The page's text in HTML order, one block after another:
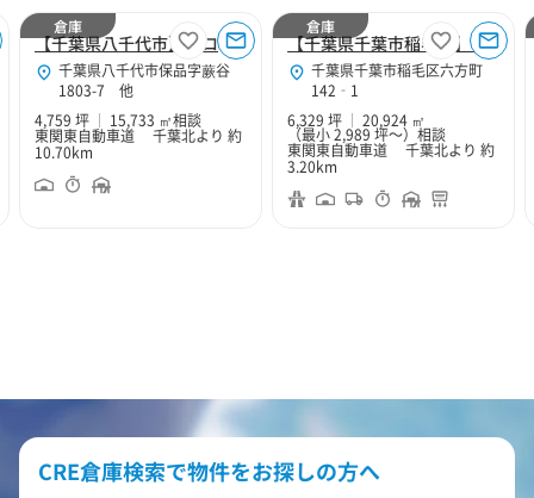
【千葉県八千代市】プロロジスパーク八千代2
千葉県八千代市保品字蕨谷
1803-7 他
4,759 坪
15,733 ㎡相談
東関東自動車道 千葉北より 約
10.70km
倉庫
【千葉県千葉市稲毛区】CBRE IM 千葉北Ⅳ
千葉県千葉市稲毛区六方町
142‐1
6,329 坪
20,924 ㎡
（最小 2,989 坪～） 相談
東関東自動車道 千葉北より 約
3.20km
倉庫
CRE倉庫検索で物件をお探しの方へ